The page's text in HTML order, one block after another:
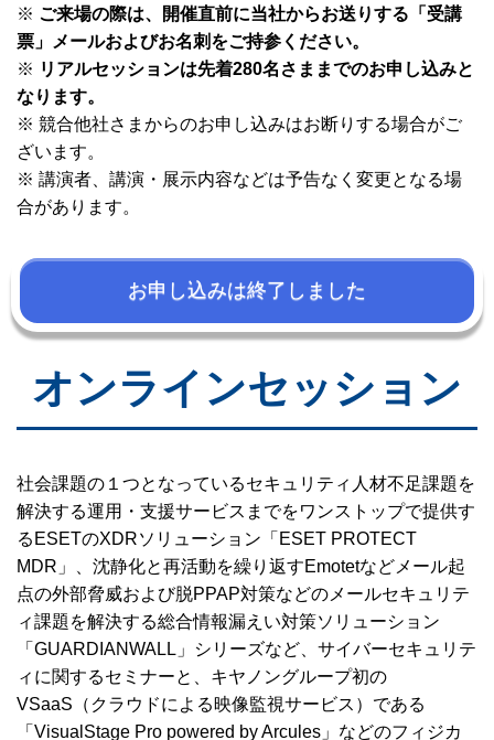
※ ご来場の際は、開催直前に当社からお送りする「受講
票」メールおよびお名刺をご持参ください。
※ リアルセッションは先着280名さままでのお申し込みと
なります。
※ 競合他社さまからのお申し込みはお断りする場合がご
ざいます。
※ 講演者、講演・展示内容などは予告なく変更となる場
合があります。
お申し込みは終了しました
オンラインセッション
社会課題の１つとなっているセキュリティ人材不足課題を
解決する運用・支援サービスまでをワンストップで提供す
るESETのXDRソリューション「ESET PROTECT
MDR」、沈静化と再活動を繰り返すEmotetなどメール起
点の外部脅威および脱PPAP対策などのメールセキュリテ
ィ課題を解決する総合情報漏えい対策ソリューション
「GUARDIANWALL」シリーズなど、サイバーセキュリテ
ィに関するセミナーと、キヤノングループ初の
VSaaS（クラウドによる映像監視サービス）である
「VisualStage Pro powered by Arcules」などのフィジカ